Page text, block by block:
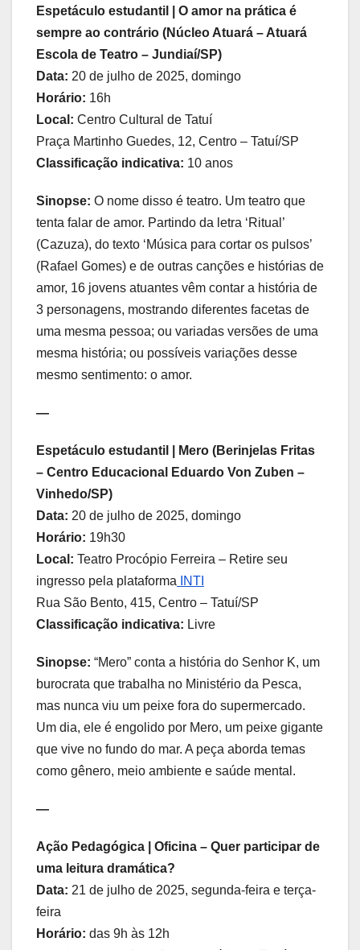
Espetáculo estudantil | O amor na prática é
sempre ao contrário (Núcleo Atuará – Atuará
Escola de Teatro – Jundiaí/SP)
Data: 20 de julho de 2025, domingo
Horário: 16h
Local: Centro Cultural de Tatuí
Praça Martinho Guedes, 12, Centro – Tatuí/SP
Classificação indicativa: 10 anos
Sinopse: O nome disso é teatro. Um teatro que
tenta falar de amor. Partindo da letra ‘Ritual’
(Cazuza), do texto ‘Música para cortar os pulsos’
(Rafael Gomes) e de outras canções e histórias de
amor, 16 jovens atuantes vêm contar a história de
3 personagens, mostrando diferentes facetas de
uma mesma pessoa; ou variadas versões de uma
mesma história; ou possíveis variações desse
mesmo sentimento: o amor.
—
Espetáculo estudantil | Mero (Berinjelas Fritas
– Centro Educacional Eduardo Von Zuben –
Vinhedo/SP)
Data: 20 de julho de 2025, domingo
Horário: 19h30
Local: Teatro Procópio Ferreira – Retire seu
ingresso pela plataforma INTI
Rua São Bento, 415, Centro – Tatuí/SP
Classificação indicativa: Livre
Sinopse: “Mero” conta a história do Senhor K, um
burocrata que trabalha no Ministério da Pesca,
mas nunca viu um peixe fora do supermercado.
Um dia, ele é engolido por Mero, um peixe gigante
que vive no fundo do mar. A peça aborda temas
como gênero, meio ambiente e saúde mental.
—
Ação Pedagógica | Oficina – Quer participar de
uma leitura dramática?
Data: 21 de julho de 2025, segunda-feira e terça-
feira
Horário: das 9h às 12h